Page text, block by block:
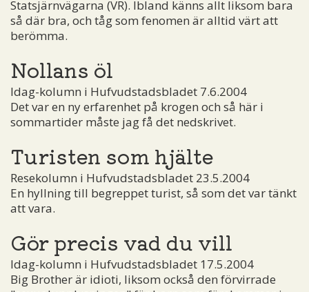
Statsjärnvägarna (VR). Ibland känns allt liksom bara
så där bra, och tåg som fenomen är alltid värt att
berömma.
Nollans öl
Idag-kolumn i Hufvudstadsbladet 7.6.2004
Det var en ny erfarenhet på krogen och så här i
sommartider måste jag få det nedskrivet.
Turisten som hjälte
Resekolumn i Hufvudstadsbladet 23.5.2004
En hyllning till begreppet turist, så som det var tänkt
att vara.
Gör precis vad du vill
Idag-kolumn i Hufvudstadsbladet 17.5.2004
Big Brother är idioti, liksom också den förvirrade